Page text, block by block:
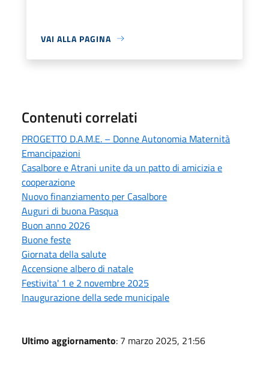
VAI ALLA PAGINA
Contenuti correlati
PROGETTO D.A.M.E. – Donne Autonomia Maternità
Emancipazioni
Casalbore e Atrani unite da un patto di amicizia e
cooperazione
Nuovo finanziamento per Casalbore
Auguri di buona Pasqua
Buon anno 2026
Buone feste
Giornata della salute
Accensione albero di natale
Festivita' 1 e 2 novembre 2025
Inaugurazione della sede municipale
Ultimo aggiornamento: 7 marzo 2025, 21:56